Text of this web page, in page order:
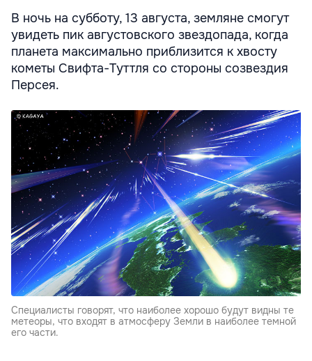
В ночь на субботу, 13 августа, земляне смогут
увидеть пик августовского звездопада, когда
планета максимально приблизится к хвосту
кометы Свифта-Туттля со стороны созвездия
Персея.
Специалисты говорят, что наиболее хорошо будут видны те
метеоры, что входят в атмосферу Земли в наиболее темной
его части.